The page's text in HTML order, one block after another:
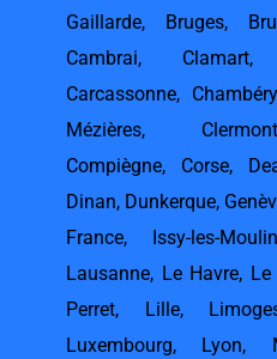
Gaillarde, Bruges,
Cambrai, Clamart
Carcassonne, Chambéry
Mézières,
Compiègne, Corse,
Dinan, Dunkerque,
France, Issy-les-
Lausanne, Le Havre,
Perret, Lille,
Luxembourg, Lyon,